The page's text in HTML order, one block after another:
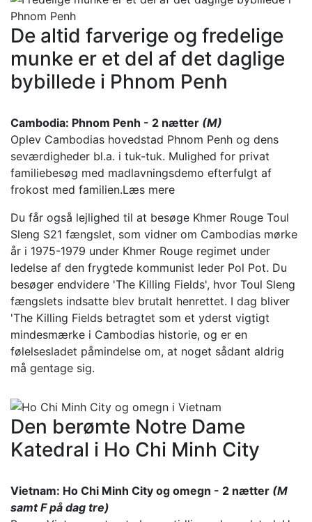
De altid farverige og fredelige
munke er et del af det daglige
bybillede i Phnom Penh
Cambodia: Phnom Penh - 2 nætter (M)
Oplev Cambodias hovedstad Phnom Penh og dens
seværdigheder bl.a. i tuk-tuk. Mulighed for privat
familiebesøg med madlavningsdemo efterfulgt af
frokost med familien.Læs mere
Du får også lejlighed til at besøge Khmer Rouge Toul
Sleng S21 fængslet, som vidner om Cambodias mørke
år i 1975-1979 under Khmer Rouge regimet under
ledelse af den frygtede kommunist leder Pol Pot. Du
besøger endvidere 'The Killing Fields', hvor Toul Sleng
fængslets indsatte blev brutalt henrettet. I dag bliver
'The Killing Fields betragtet som et yderst vigtigt
mindesmærke i Cambodias historie, og er en
følelsesladet påmindelse om, at noget sådant aldrig
må gentage sig.
Den berømte Notre Dame
Katedral i Ho Chi Minh City
Vietnam: Ho Chi Minh City og omegn - 2 nætter (M
samt F på dag tre)